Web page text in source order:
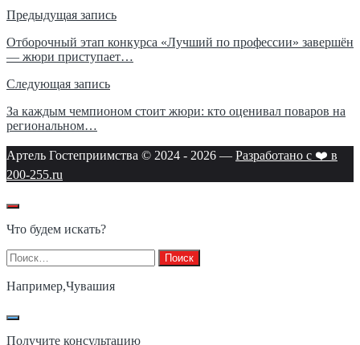
Навигация
по
записям
Предыдущая запись
Отборочный этап конкурса «Лучший по профессии» завершён
— жюри приступает…
Следующая запись
За каждым чемпионом стоит жюри: кто оценивал поваров на
региональном…
Артель Гостеприимства © 2024 - 2026 — Разработано с ❤️ в
200-255.ru
Что будем искать?
Найти:
Например,Чувашия
Получите консультацию